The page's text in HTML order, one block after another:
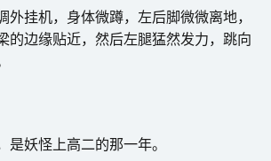
外挂机，身体微蹲，左后脚微微离地，
的边缘贴近，然后左腿猛然发力，跳向
妖怪上高二的那一年。